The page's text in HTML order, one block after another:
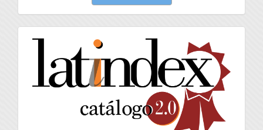
artículo
latindex